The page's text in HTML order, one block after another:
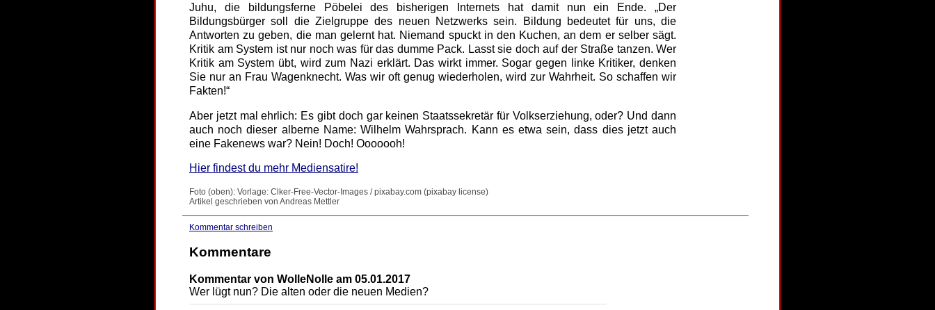
Juhu, die bildungsferne Pöbelei des bisherigen Internets hat damit nun ein Ende. „Der
Bildungsbürger soll die Zielgruppe des neuen Netzwerks sein. Bildung bedeutet für uns, die
Antworten zu geben, die man gelernt hat. Niemand spuckt in den Kuchen, an dem er selber sägt.
Kritik am System ist nur noch was für das dumme Pack. Lasst sie doch auf der Straße tanzen. Wer
Kritik am System übt, wird zum Nazi erklärt. Das wirkt immer. Sogar gegen linke Kritiker, denken
Sie nur an Frau Wagenknecht. Was wir oft genug wiederholen, wird zur Wahrheit. So schaffen wir
Fakten!“
Aber jetzt mal ehrlich: Es gibt doch gar keinen Staatssekretär für Volkserziehung, oder? Und dann
auch noch dieser alberne Name: Wilhelm Wahrsprach. Kann es etwa sein, dass dies jetzt auch
eine Fakenews war? Nein! Doch! Ooooooh!
Hier findest du mehr Mediensatire!
Foto (oben): Vorlage: Clker-Free-Vector-Images / pixabay.com (pixabay license)
Artikel geschrieben von Andreas Mettler
Kommentar schreiben
Kommentare
Kommentar von WolleNolle am 05.01.2017
Wer lügt nun? Die alten oder die neuen Medien?